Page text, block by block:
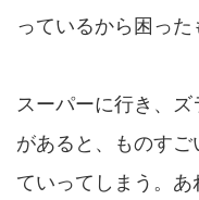
っているから困った
スーパーに行き、
があると、ものす
ていってしまう。あ